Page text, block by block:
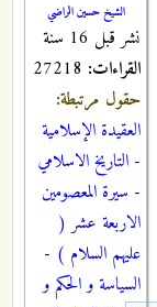
الشيخ حسين الراضي
نشر قبل 16 سنة
القراءات:
حقول مرتبطة:
العقيدة الإسلامية
- التاريخ الاسلامي
- سيرة المعصومين
الاربعة عشر (
عليهم السلام ) -
السياسة و الحكم و